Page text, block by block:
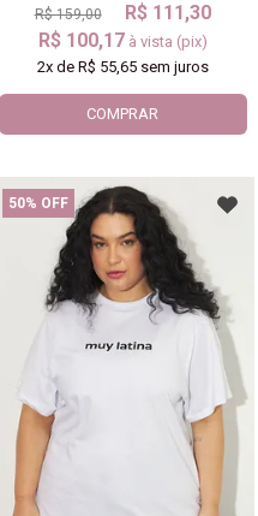
R$ 159,00
R$ 111,30
R$ 100,17 à vista (pix)
2xde R$ 55,65sem juros
COMPRAR
50% OFF